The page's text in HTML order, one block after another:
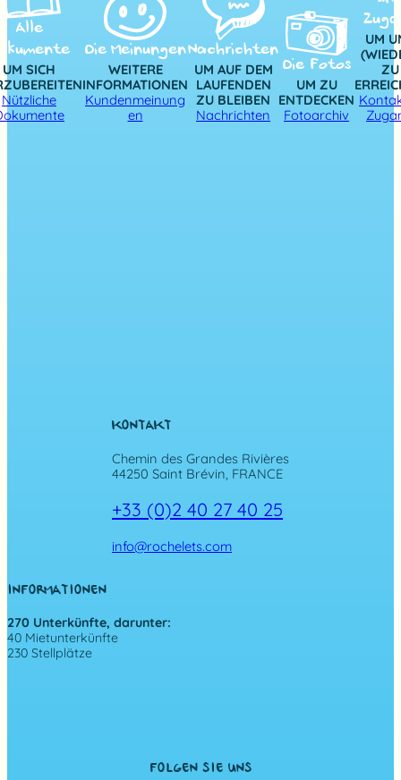
Alle
UM SICH
Nützliche
Die Meinungen
WEITERE
INFORMATIONEN
Kundenmeinung
en
Nachrichten
UM AUF DEM
LAUFENDEN
ZU BLEIBEN
Nachrichten
Die Fotos
UM ZU
ENTDECKEN
Fotoarchiv
UM
ZU
KONTAKT
Chemin des Grandes Rivières
44250 Saint Brévin, FRANCE
+33 (0)2 40 27 40 25
info@rochelets.com
INFORMATIONEN
270 Unterkünfte, darunter:
40 Mietunterkünfte
230 Stellplätze
FOLGEN SIE UNS